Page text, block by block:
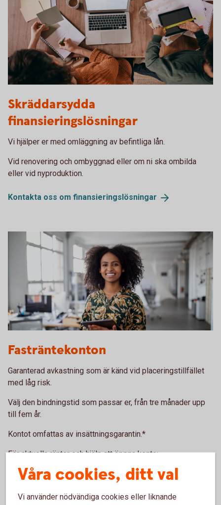
Skräddarsydda
finansieringslösningar
Vi hjälper er med omläggning av befintliga lån.
Vid renovering och ombyggnad eller om ni ska ombilda
eller vid nyproduktion.
Kontakta oss om finansieringslösningar
Fasträntekonton
Garanterad avkastning som är känd vid placeringstillfället
med låg risk.
Välj den bindningstid som passar er, från tre månader upp
till fem år.
Kontot omfattas av insättningsgarantin.*
För aktuella räntor och hjälp att öppna konto:
Kontakta oss omfasträntekonton
Våra cookies, ditt val
Vi använder nödvändiga cookies eller liknande